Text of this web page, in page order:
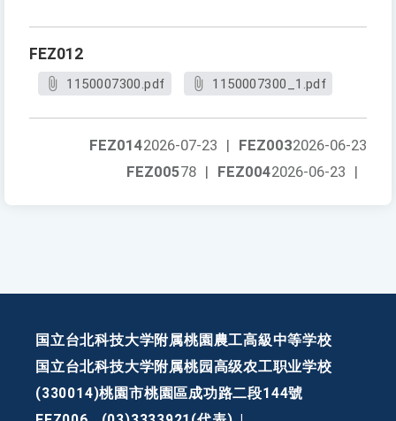
FEZ012
1150007300.pdf 1150007300_1.pdf
FEZ0032026-06-23
FEZ0142026-07-23 |
FEZ0042026-06-23 |
FEZ00578 |
国立台北科技大学附属桃園農工高級中等学校
国立台北科技大学附属桃园高级农工职业学校
(330014)桃園市桃園區成功路二段144號